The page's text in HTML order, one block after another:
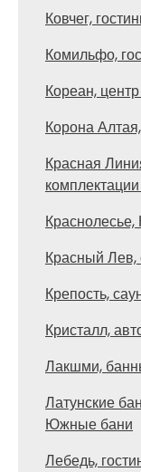
Ковчег,
Комильфо,
Кореан,
Корона
Красная
Краснолесье,
Красный Лев,
Крепость,
Кристалл,
Лакшми,
Латунские
Южные бани
Лебедь,